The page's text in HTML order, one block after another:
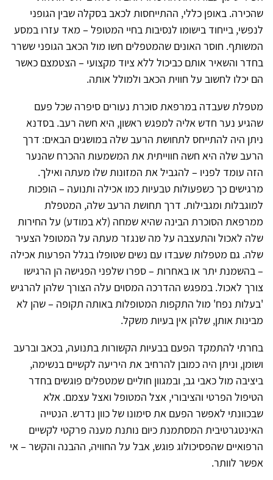
שהכירה. באופן כללי, ההתייחסות לכאב בסקלה שבין הגופני
לנפשי, בייחוד בישומו לנסיבות בחיי המטופל – מאד עזרו במסע
המשותף. חוסר האונים שהמטפלים חשו מול הכאב הגופני ששרר
בחדר והשאיר אותם כביכול ללא ציוד מקצועי – הצטמצם כאשר
הם יכלו לחשוב על חווית הכאב ולמולל אותה.
מטפלת שעבדה במרפאת סוכרת נעורים סיפרה שכל פעם
שהגיע נער חדש אליה למפגש ראשון, היא חשה רעב. בסדנא
ניתן היה להתייחס לתחושת הרעב שלה במושגים הבאים: דרך
הרעב שלה היא חשה חווייתית את המשמעות ההכרח שהנער
הזה עומד לפניו – להגביל את המזונות שלו מעתה ואילך.
מרגישים כך כשפעולות טבעיות כמו אכילה ותנועה – הופכות
למוגבלות ומגבילות. דרך תחושת הרעב שלה, המטפלת
ממרפאת הסוכרת הבינה שהיא שמחה (לא במודע) על החירות
שלה לאכול והתעצבה על מה שנגזר מעתה על המטופל הצעיר
שלה. גם מטפלות שעבדו עם נשים שטופלו בגלל הפרעות אכילה
– בהשמנת יתר או באחרות – ספרו שלפני הפגישה הן הרגישו
צורך לאכול. במפגש ההדרכה המסוים עלה הצורך שלהן להרגיש
'בעלות נפח' מול התקפות המטופלות באותה תקופה – שהן לא
מבינות אותן, שלהן אין בעיות משקל.
בחרתי להתמקד הפעם בבעיות הקשורות בתנועה, בכאב וברעב
ושומן, וניתן היה כמובן להרחיב את היריעה לקשיים בנשימה,
ביציבה מול כאבי גב, ובמגוון חוליים שמטפלים פוגשים בחדר
הטיפול הפרטי והציבורי, אצל המטופל ואצל עצמם. אלא
שבכוונתי לאפשר הפעם את סימונו של כוון נדרש. הנטייה
האינטגרטיבית המסתמנת כיום נותנת מענה פרקטי לקשיים
הרפואיים שהפסיכולוג פוגש, אבל על החוויה, ההבנה והקשר – אי
אפשר לוותר.